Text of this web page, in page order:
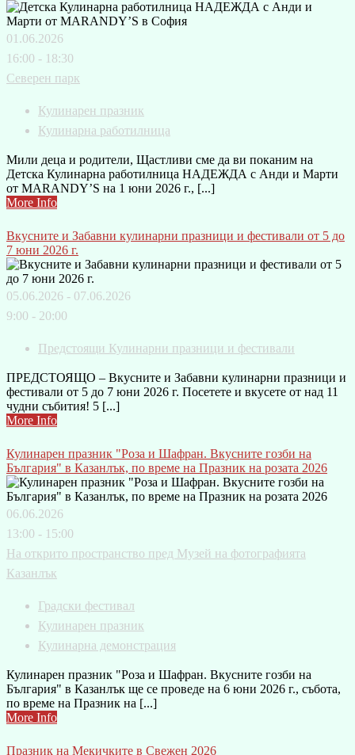
01.06.2026
16:00 - 18:30
Северен парк
Кулинарен празник
Кулинарна работилница
Мили деца и родители, Щастливи сме да ви поканим на
Детска Кулинарна работилница НАДЕЖДА с Анди и Марти
от MARANDY’S на 1 юни 2026 г., [...]
More Info
Вкусните и Забавни кулинарни празници и фестивали от 5 до
7 юни 2026 г.
05.06.2026 - 07.06.2026
9:00 - 20:00
Предстоящи Кулинарни празници и фестивали
ПРЕДСТОЯЩО – Вкусните и Забавни кулинарни празници и
фестивали от 5 до 7 юни 2026 г. Посетете и вкусете от над 11
чудни събития! 5 [...]
More Info
Кулинарен празник "Роза и Шафран. Вкусните гозби на
България" в Казанлък, по време на Празник на розата 2026
06.06.2026
13:00 - 15:00
На открито пространство пред Музей на фотографията
Казанлък
Градски фестивал
Кулинарен празник
Кулинарна демонстрация
Кулинарен празник "Роза и Шафран. Вкусните гозби на
България" в Казанлък ще се проведе на 6 юни 2026 г., събота,
по време на Празник на [...]
More Info
Празник на Мекичките в Свежен 2026